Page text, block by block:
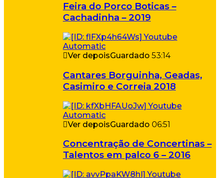
Feira do Porco Boticas –
Cachadinha – 2019
Ver depoisGuardado 53:14
Cantares Borguinha, Geadas,
Casimiro e Correia 2018
Ver depoisGuardado 06:51
Concentração de Concertinas –
Talentos em palco 6 – 2016